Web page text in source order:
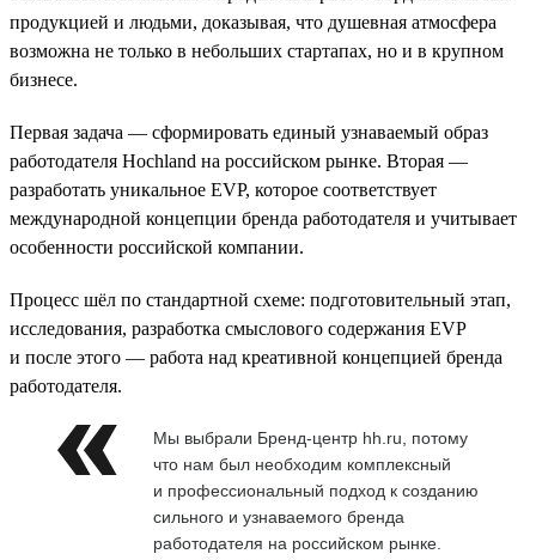
продукцией и людьми, доказывая, что душевная атмосфера
возможна не только в небольших стартапах, но и в крупном
бизнесе.
Первая задача — сформировать единый узнаваемый образ
работодателя Hochland на российском рынке. Вторая —
разработать уникальное EVP, которое соответствует
международной концепции бренда работодателя и учитывает
особенности российской компании.
Процесс шёл по стандартной схеме: подготовительный этап,
исследования, разработка смыслового содержания EVP
и после этого — работа над креативной концепцией бренда
работодателя.
Мы выбрали Бренд-центр hh.ru, потому
что нам был необходим комплексный
и профессиональный подход к созданию
сильного и узнаваемого бренда
работодателя на российском рынке.